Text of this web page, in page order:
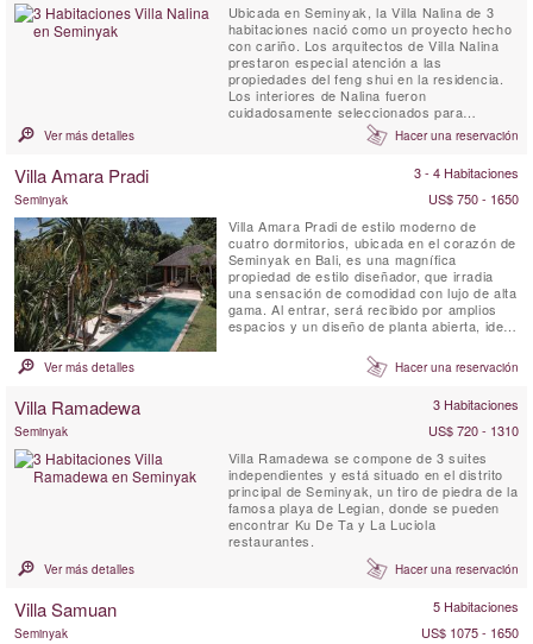
Ubicada en Seminyak, la Villa Nalina de 3
habitaciones nació como un proyecto hecho
con cariño. Los arquitectos de Villa Nalina
prestaron especial atención a las
propiedades del feng shui en la residencia.
Los interiores de Nalina fueron
cuidadosamente seleccionados para
destacar diversas influencias autóctonas,
tales como los jarrones de cerámica china y
budistas en la zona del jardín. El uso de
materiales orgánicos locales es ...
Ver más detalles Hacer una reservación
Villa Amara Pradi 3 - 4 Habitaciones
Seminyak
US$ 750 - 1650
Villa Amara Pradi de estilo moderno de
cuatro dormitorios, ubicada en el corazón de
Seminyak en Bali, es una magnífica
propiedad de estilo diseñador, que irradia
una sensación de comodidad con lujo de alta
gama. Al entrar, será recibido por amplios
espacios y un diseño de planta abierta, ideal
queridos. Los interiores balineses terrosos
se combinan con diseños modernos.
Ver más detalles Hacer una reservación
Villa Ramadewa 3 Habitaciones
Seminyak
US$ 720 - 1310
Villa Ramadewa se compone de 3 suites
independientes y está situado en el distrito
principal de Seminyak, un tiro de piedra de la
famosa playa de Legian, donde se pueden
encontrar Ku De Ta y La Luciola
restaurantes.
Ver más detalles Hacer una reservación
Villa Samuan 5 Habitaciones
Seminyak
US$ 1075 - 1650